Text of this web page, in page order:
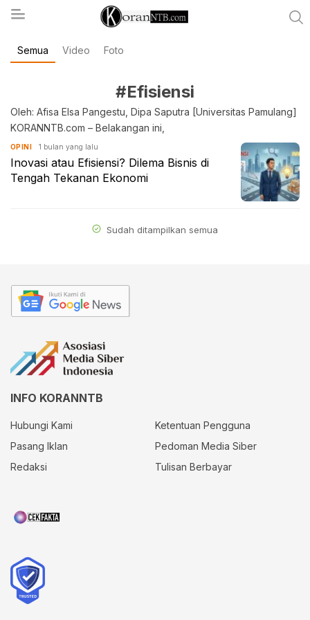
koranntb.com
Semua Video Foto
#Efisiensi
Oleh: Afisa Elsa Pangestu, Dipa Saputra [Universitas Pamulang]
KORANNTB.com – Belakangan ini,
OPINI 1 bulan yang lalu
Inovasi atau Efisiensi? Dilema Bisnis di
Tengah Tekanan Ekonomi
Sudah ditampilkan semua
INFO KORANNTB
Hubungi Kami
Ketentuan Pengguna
Pasang Iklan
Pedoman Media Siber
Redaksi
Tulisan Berbayar